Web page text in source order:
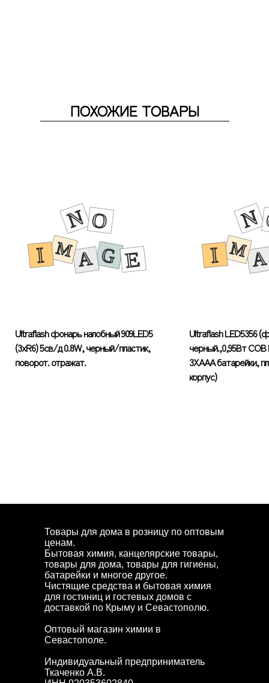
ПОХОЖИЕ ТОВАРЫ
Ultraflash фонарь налобный 909LED5
(3xR6) 5св/д 0.8W, черный/пластик,
поворот. отражат.
Ultraflash LED5356
черный.,0,95Вт
3XAAA батарейки,
корпус)
Товары для дома в розницу по оптовым
ценам.
Бытовая химия, канцелярские товары,
товары для дома, товары для гигиены,
батарейки и многое другое.
Чистящие средства и бытовая химия
для гостиниц и гостевых домов с
доставкой по Крыму и Севастополю.
Оптовый магазин химии в
Севастополе.
Индивидуальный предприниматель
Ткаченко А.В.